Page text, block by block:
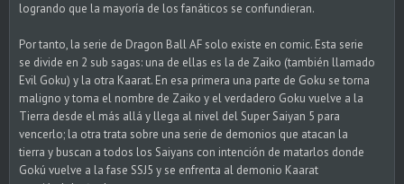
logrando que la mayoría de los fanáticos se confundieran.
Por tanto, la serie de Dragon Ball AF solo existe en comic. Esta serie
se divide en 2 sub sagas: una de ellas es la de Zaiko (también llamado
Evil Goku) y la otra Kaarat. En esa primera una parte de Goku se torna
maligno y toma el nombre de Zaiko y el verdadero Goku vuelve a la
Tierra desde el más allá y llega al nivel del Super Saiyan 5 para
vencerlo; la otra trata sobre una serie de demonios que atacan la
tierra y buscan a todos los Saiyans con intención de matarlos donde
Gokú vuelve a la fase SSJ5 y se enfrenta al demonio Kaarat